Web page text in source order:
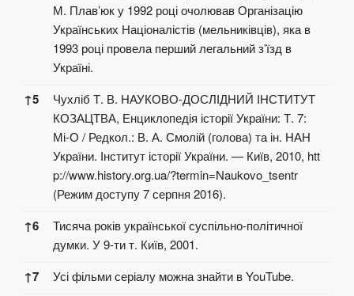
М. Плав’юк у 1992 році очолював Організацію
Українських Націоналістів (мельниківців), яка в
1993 році провела перший легальний з’їзд в
Україні.
↑5
Чухліб Т. В. НАУКОВО-ДОСЛІДНИЙ ІНСТИТУТ
КОЗАЦТВА, Енциклопедія історії України: Т. 7:
Мі-О / Редкол.: В. А. Смолій (голова) та ін. НАН
України. Інститут історії України. — Київ, 2010, htt
p://www.history.org.ua/?termin=Naukovo_tsentr
(Режим доступу 7 серпня 2016).
↑6
Тисяча років української суспільно-політичної
думки. У 9-ти т. Київ, 2001.
↑7 Усі фільми серіалу можна знайти в YouTube.